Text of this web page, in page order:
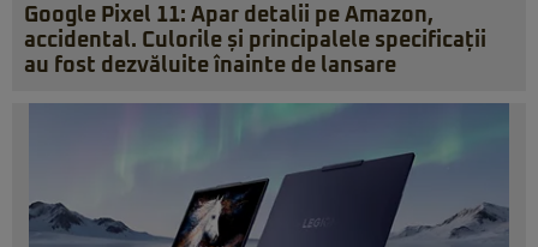
Google Pixel 11: Apar detalii pe Amazon,
accidental. Culorile și principalele specificații
au fost dezvăluite înainte de lansare